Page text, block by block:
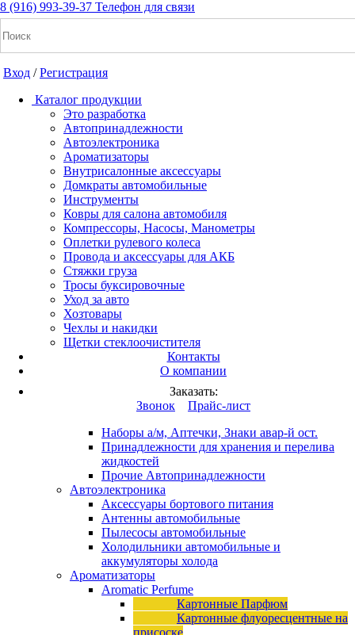
8 (916) 993-39-37 Телефон для связи
Вход /Регистрация
Каталог продукции
Это разработка
Автопринадлежности
Автоэлектроника
Ароматизаторы
Внутрисалонные аксессуары
Домкраты автомобильные
Инструменты
Ковры для салона автомобиля
Компрессоры, Насосы, Манометры
Оплетки рулевого колеса
Провода и аксессуары для АКБ
Стяжки груза
Тросы буксировочные
Уход за авто
Хозтовары
Чехлы и накидки
Щетки стеклоочистителя
Контакты
О компании
Заказать:
Звонок
Прайс-лист
+7(916) 993-39-37
Заказать звонок
Notice: Undefined index: cart_total in
/home/a/a2dm2020/a2dm.ru/public_html/wa-
cache/apps/shop/templates/compiled/shop_ru_RU/ad/3d/07/
on line 260 Notice: Trying to get property of non-object in
/home/a/a2dm2020/a2dm.ru/public_html/wa-
cache/apps/shop/templates/compiled/shop_ru_RU/ad/3d/07/
on line 260 0Р
Это разработка
Наборы а/м, Аптечки, Знаки авар-й ост.
Принадлежности для хранения и перелива
жидкостей
Прочие Автопринадлежности
Автоэлектроника
Аксессуары бортового питания
Антенны автомобильные
Пылесосы автомобильные
Холодильники автомобильные и
аккумуляторы холода
Ароматизаторы
Aromatic Perfume
Картонные Парфюм
Картонные флуоресцентные на
присоске